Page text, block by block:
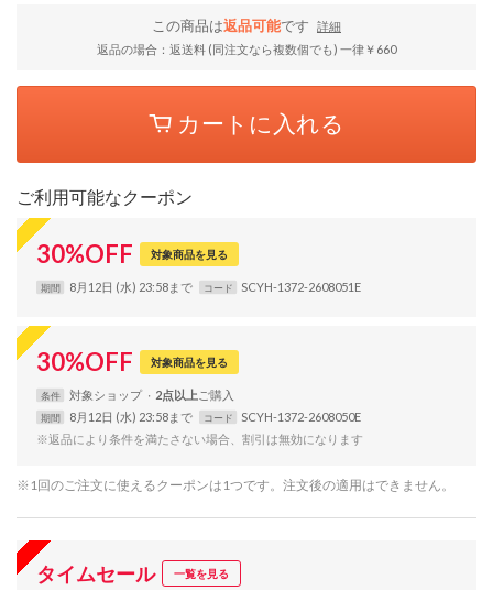
この商品は返品可能です
詳細
返品の場合：返送料 (同注文なら複数個でも) 一律￥660
カートに入れる
ご利用可能なクーポン
30%OFF 対象商品を見る
期間 8月12日 (水) 23:58まで コード SCYH-1372-2608051E
30%OFF 対象商品を見る
条件 対象ショップ 2点以上
期間 8月12日 (水) 23:58まで コード
SCYH-1372-2608050E
※返品により条件を満たさない場合、割引は無効になります
※1回のご注文に使えるクーポンは1つです。注文後の適用はできません。
タイムセール 一覧を見る